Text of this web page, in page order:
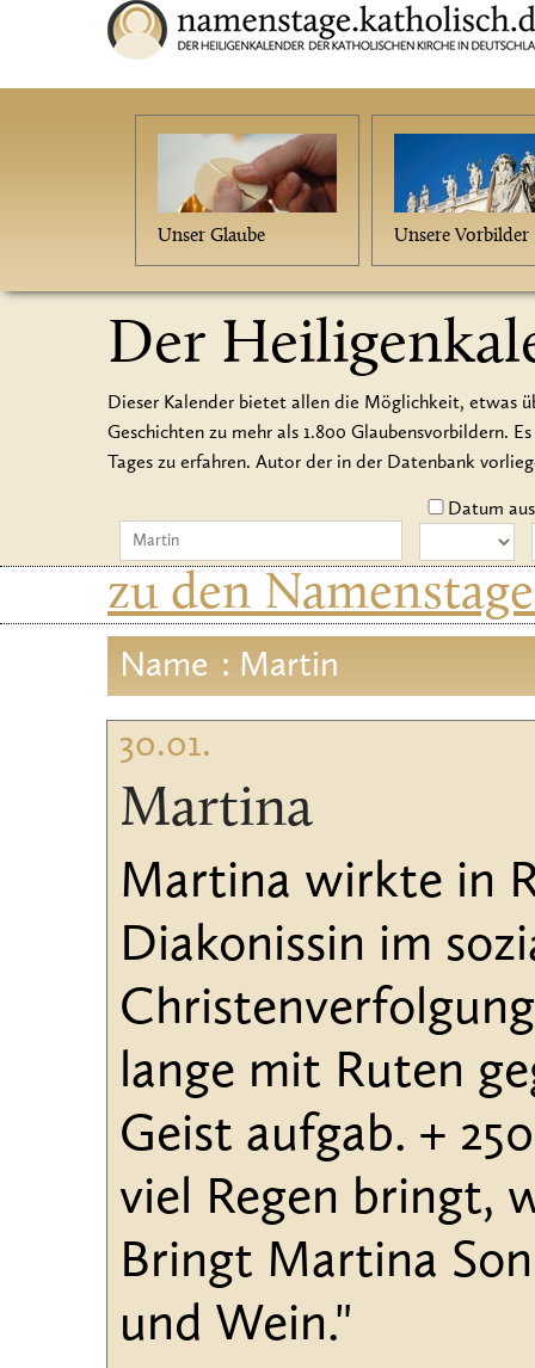
Unser Glaube Unsere Vorbilder
Der
Dieser Kalender bietet allen die Möglichkeit, etwas
Geschichten zu mehr als 1.800 Glaubensvorbildern.
Tages zu erfahren. Autor der in der Datenbank
Datum
zu den
Name : Martin
30.01.
Martina
Martina wirkte in
Diakonissin im
lange mit Ruten
Geist aufgab. +
viel Regen bringt,
Bringt Martina
und Wein."